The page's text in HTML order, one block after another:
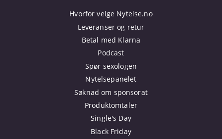
Hvorfor velge Nytelse.no
Leveranser og retur
Betal med Klarna
Podcast
Spør sexologen
Nytelsepanelet
Søknad om sponsorat
Produktomtaler
Single's Day
Black Friday